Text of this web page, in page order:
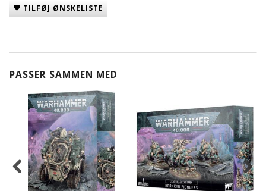
TILFØJ ØNSKELISTE
PASSER SAMMEN MED